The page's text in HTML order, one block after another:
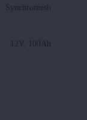
Synchromesh
12V, 100Ah